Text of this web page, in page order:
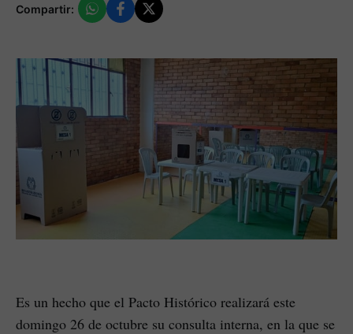
Compartir:
Es un hecho que el Pacto Histórico realizará este
domingo 26 de octubre su consulta interna, en la que se